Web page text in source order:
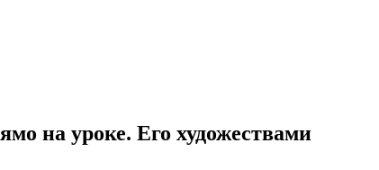
на уроке. Его художествами